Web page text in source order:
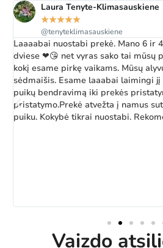
Laura Tenyte-Klimasauskiene
★★★★★
@tenyteklimasauskiene
Laaaabai nuostabi prekė. Mano 6 ir
dviese ❤😘 net vyras sako tai mūsų
kokį esame pirkę vaikams. Mūsų
sėdmaišis. Esame laaabai laimingi
puikų bendravimą iki prekės
pristatymo.Prekė atvežta į namus
puiku. Kokybė tikrai nuostabi.
Vaizdo